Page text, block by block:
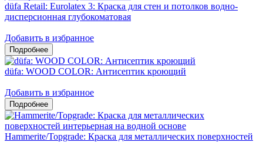
düfa Retail: Eurolatex 3: Краска для стен и потолков водно-
дисперсионная глубокоматовая
Добавить в избранное
düfa: WOOD COLOR: Антисептик кроющий
Добавить в избранное
Hammerite/Topgrade: Краска для металлических поверхностей